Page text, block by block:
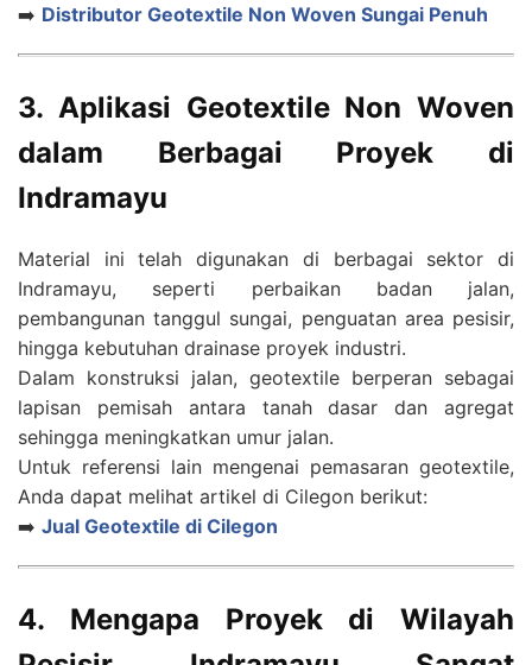
➡️ Distributor Geotextile Non Woven Sungai Penuh
3. Aplikasi Geotextile Non Woven
dalam Berbagai Proyek di
Indramayu
Material ini telah digunakan di berbagai sektor di
Indramayu, seperti perbaikan badan jalan,
pembangunan tanggul sungai, penguatan area pesisir,
hingga kebutuhan drainase proyek industri.
Dalam konstruksi jalan, geotextile berperan sebagai
lapisan pemisah antara tanah dasar dan agregat
sehingga meningkatkan umur jalan.
Untuk referensi lain mengenai pemasaran geotextile,
Anda dapat melihat artikel di Cilegon berikut:
➡️ Jual Geotextile di Cilegon
4. Mengapa Proyek di Wilayah